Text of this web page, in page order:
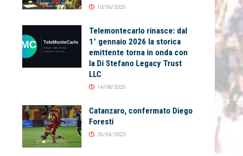
10/06/2025
Telemontecarlo rinasce: dal
1° gennaio 2026 la storica
emittente torna in onda con
la Di Stefano Legacy Trust
LLC
14/08/2025
Catanzaro, confermato Diego
Foresti
26/04/2023